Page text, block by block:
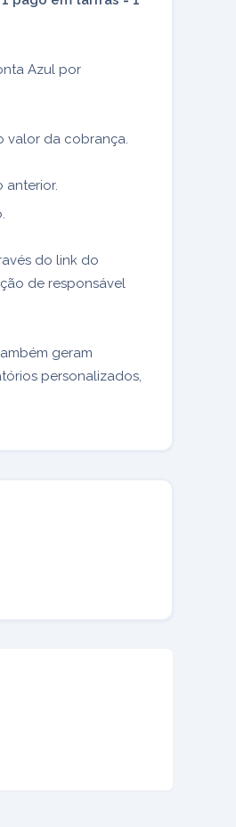
Azul por
valor da cobrança.
anterior.
do link do
de responsável
geram
personalizados,